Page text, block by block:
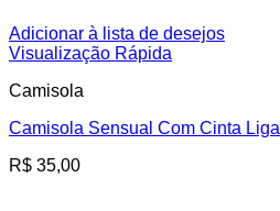
Adicionar à lista de desejos
Visualização Rápida
Camisola
Camisola Sensual Com Cinta Liga
R$ 35,00